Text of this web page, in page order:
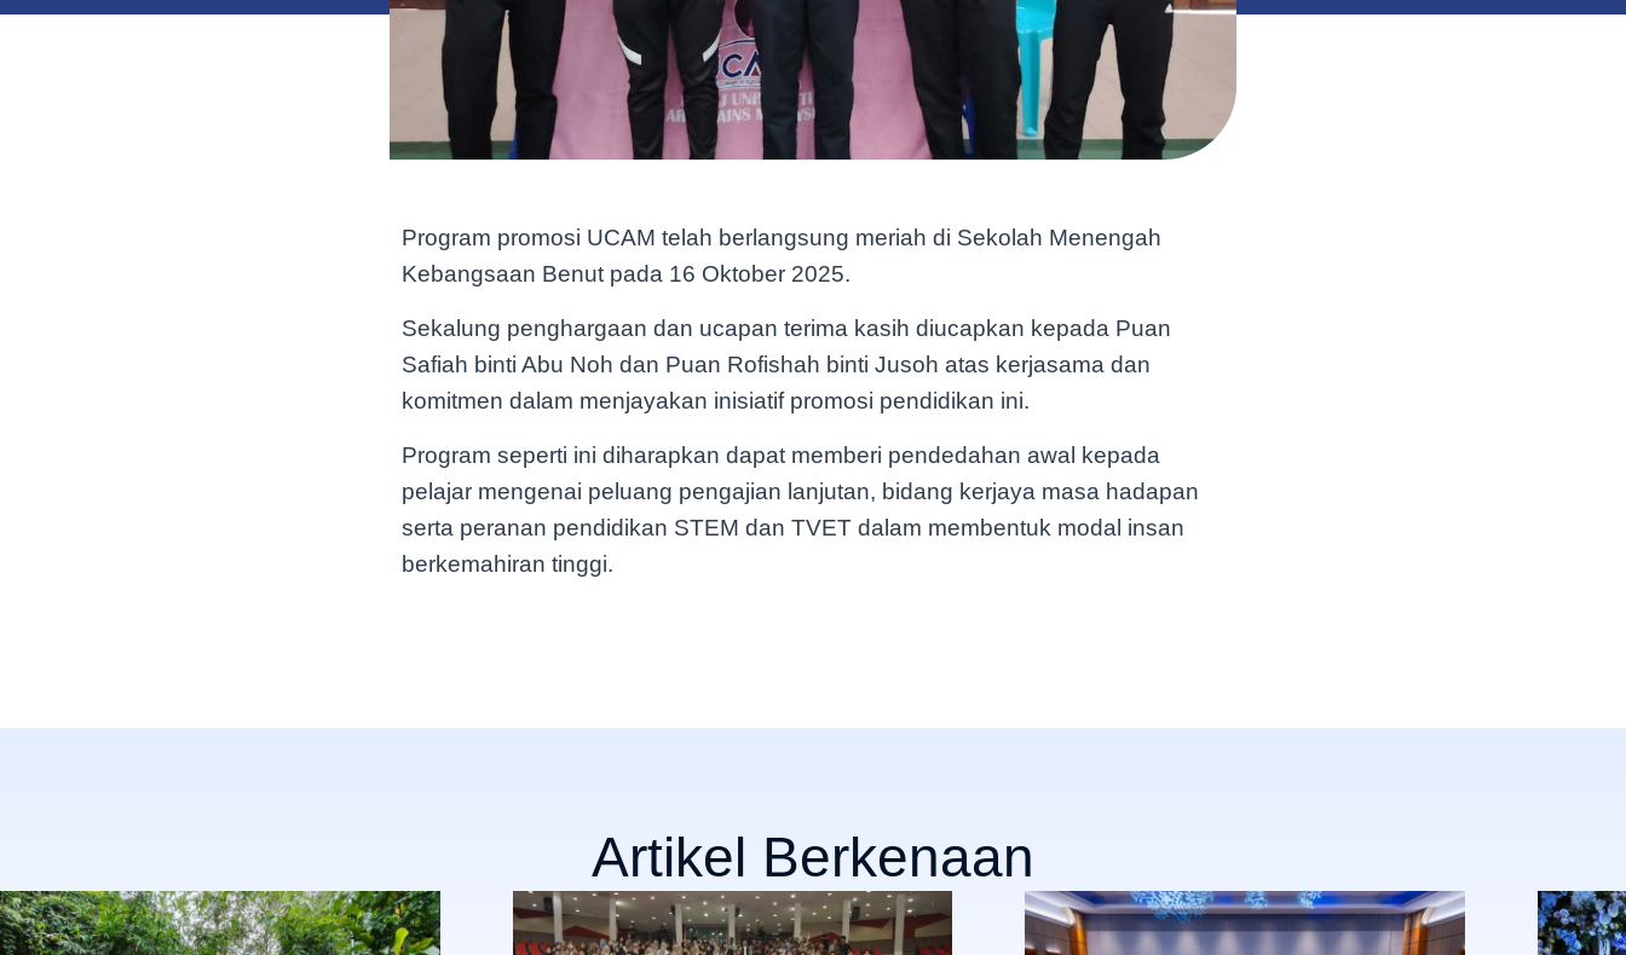
Program promosi UCAM telah berlangsung meriah di Sekolah Menengah
Kebangsaan Benut pada 16 Oktober 2025.
Sekalung penghargaan dan ucapan terima kasih diucapkan kepada Puan
Safiah binti Abu Noh dan Puan Rofishah binti Jusoh atas kerjasama dan
komitmen dalam menjayakan inisiatif promosi pendidikan ini.
Program seperti ini diharapkan dapat memberi pendedahan awal kepada
pelajar mengenai peluang pengajian lanjutan, bidang kerjaya masa hadapan
serta peranan pendidikan STEM dan TVET dalam membentuk modal insan
berkemahiran tinggi.
Artikel Berkenaan